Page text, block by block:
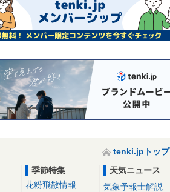
tenki.jpトップ
季節特集
花粉飛散情報
天気ニュース
気象予報士解説